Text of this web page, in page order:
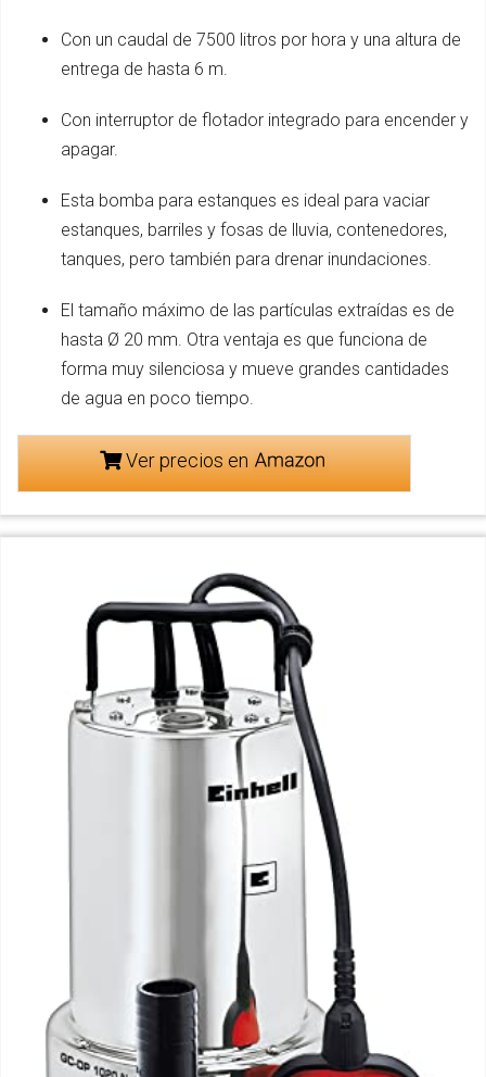
Con un caudal de 7500 litros por hora y una altura de
entrega de hasta 6 m.
Con interruptor de flotador integrado para encender y
apagar.
Esta bomba para estanques es ideal para vaciar
estanques, barriles y fosas de lluvia, contenedores,
tanques, pero también para drenar inundaciones.
El tamaño máximo de las partículas extraídas es de
hasta Ø 20 mm. Otra ventaja es que funciona de
forma muy silenciosa y mueve grandes cantidades
de agua en poco tiempo.
Ver precios en